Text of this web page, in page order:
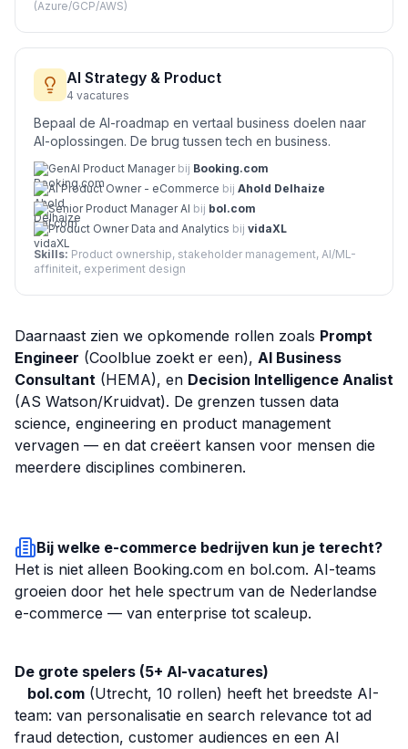
(Azure/GCP/AWS)
AI Strategy & Product
4 vacatures
Bepaal de AI-roadmap en vertaal business doelen naar
AI-oplossingen. De brug tussen tech en business.
GenAI Product Manager bij Booking.com
AI Product Owner - eCommerce bij Ahold Delhaize
Senior Product Manager AI bij bol.com
Product Owner Data and Analytics bij vidaXL
Skills: Product ownership, stakeholder management, AI/ML-
affiniteit, experiment design
Daarnaast zien we opkomende rollen zoals Prompt
Engineer (Coolblue zoekt er een), AI Business
Consultant (HEMA), en Decision Intelligence Analist
(AS Watson/Kruidvat). De grenzen tussen data
science, engineering en product management
vervagen — en dat creëert kansen voor mensen die
meerdere disciplines combineren.
Bij welke e-commerce bedrijven kun je terecht?
Het is niet alleen Booking.com en bol.com. AI-teams
groeien door het hele spectrum van de Nederlandse
e-commerce — van enterprise tot scaleup.
De grote spelers (5+ AI-vacatures)
bol.com (Utrecht, 10 rollen) heeft het breedste AI-
team: van personalisatie en search relevance tot ad
fraud detection, customer audiences en een AI